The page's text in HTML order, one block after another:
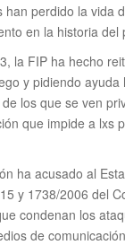
han perdido la vida
en la historia del
la FIP ha hecho
y pidiendo
los que se ven
que impide a lxs
ha acusado al
y 1738/2006 del
condenan los
de